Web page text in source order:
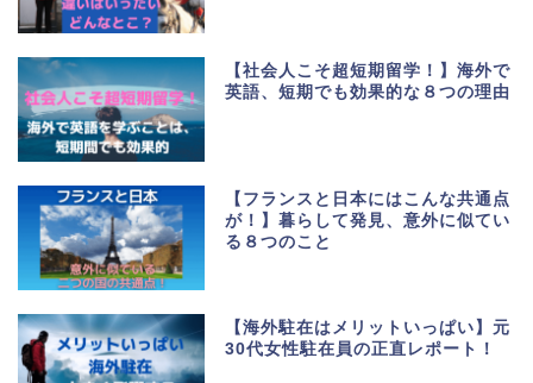
【社会人こそ超短期留学！】海外で
英語、短期でも効果的な８つの理由
【フランスと日本にはこんな共通点
が！】暮らして発見、意外に似てい
る８つのこと
【海外駐在はメリットいっぱい】元
30代女性駐在員の正直レポート！